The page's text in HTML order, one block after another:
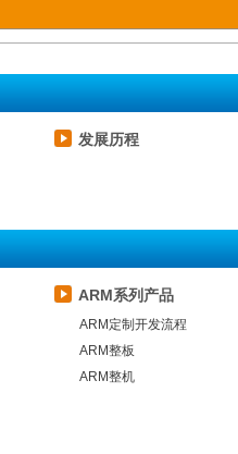
发展历程
ARM系列产品
ARM定制开发流程
ARM整板
ARM整机